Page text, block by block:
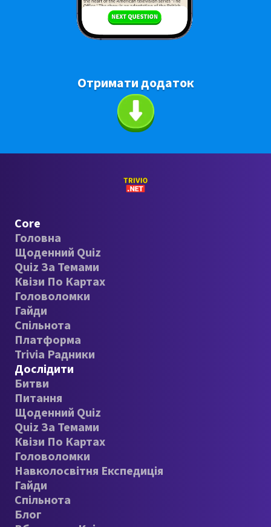
Отримати додаток
Core
Головна
Щоденний Quiz
Quiz За Темами
Квізи По Картах
Головоломки
Гайди
Спільнота
Платформа
Trivia Радники
Дослідити
Битви
Питання
Щоденний Quiz
Quiz За Темами
Квізи По Картах
Головоломки
Навколосвітня Експедиція
Гайди
Спільнота
Блог